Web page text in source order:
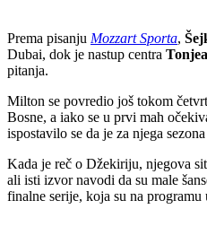
Prema pisanju Mozzart Sporta,
Dubai, dok je nastup centra
pitanja.
Milton se povredio još tokom
Bosne, a iako se u prvi mah
ispostavilo se da je za njega
Kada je reč o Džekiriju, njegova
ali isti izvor navodi da su male
finalne serije, koja su na programu